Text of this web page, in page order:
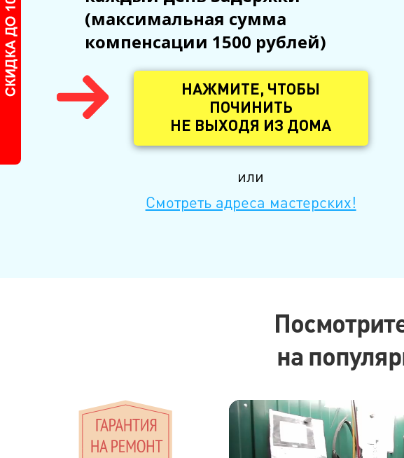
(максимальная сумма
компенсации 1500 рублей)
НАЖМИТЕ, ЧТОБЫ
ПОЧИНИТЬ
НЕ ВЫХОДЯ ИЗ ДОМА
или
Смотреть адреса мастерских!
на